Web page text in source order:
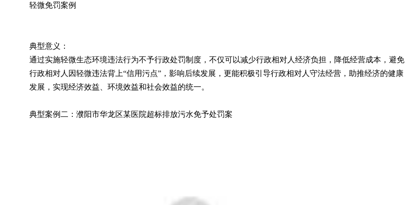
轻微免罚案例
典型意义：
通过实施轻微生态环境违法行为不予行政处罚制度，不仅可以减少行政相对人经济负担，降低经营成本，避免
行政相对人因轻微违法背上“信用污点”，影响后续发展，更能积极引导行政相对人守法经营，助推经济的健康
发展，实现经济效益、环境效益和社会效益的统一。
典型案例二：濮阳市华龙区某医院超标排放污水免予处罚案